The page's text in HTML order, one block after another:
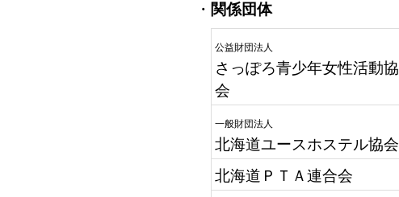
・ 関係団体
公益財団法人
さっぽろ青少年女性活動協
会
一般財団法人
北海道ユースホステル協会
北海道ＰＴＡ連合会